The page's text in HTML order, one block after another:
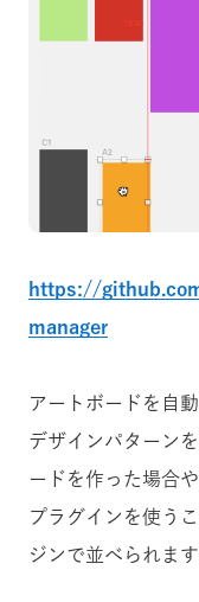
https://
manager
アートボードを自
デザインパターン
ードを作った場合
プラグインを使う
ジンで並べられま